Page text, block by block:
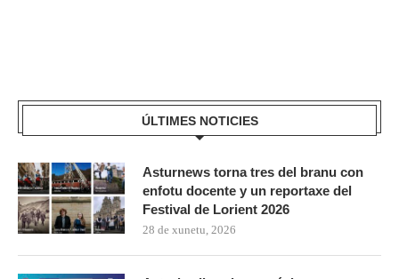
ÚLTIMES NOTICIES
Asturnews torna tres del branu con
enfotu docente y un reportaxe del
Festival de Lorient 2026
28 de xunetu, 2026